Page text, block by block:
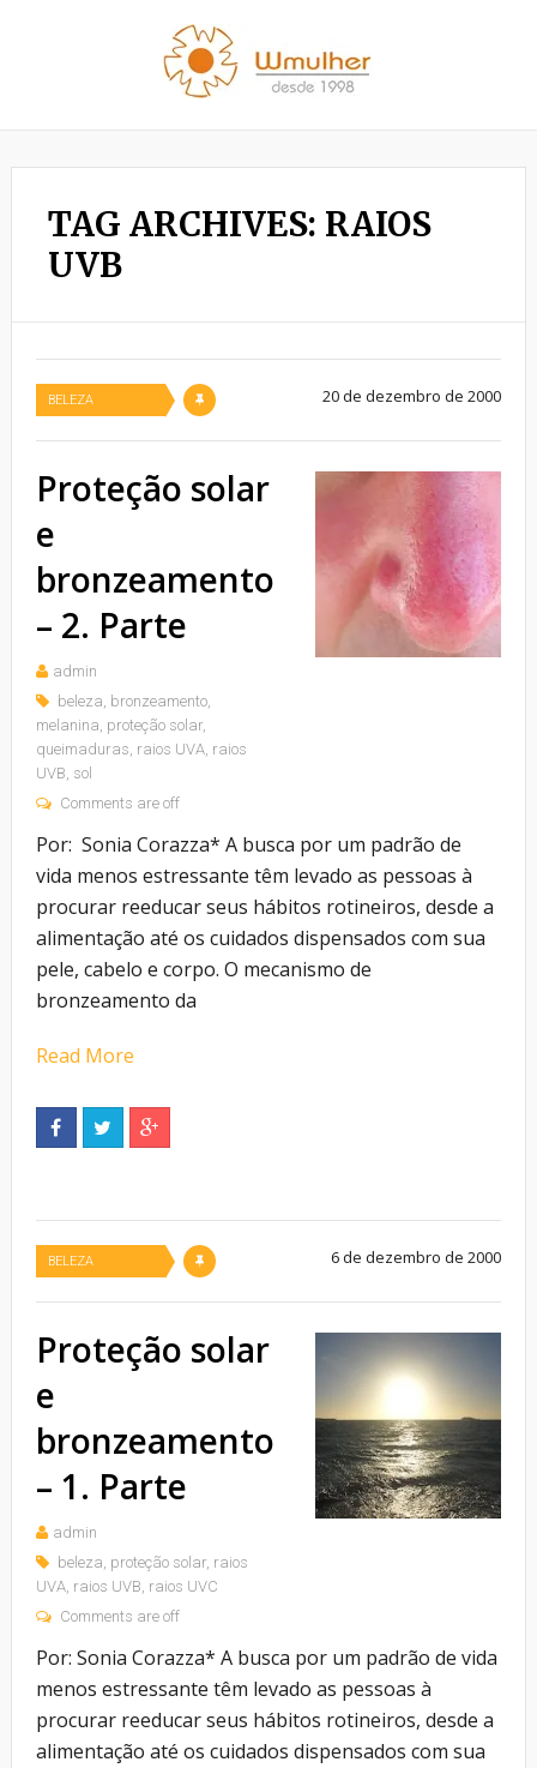
TAG ARCHIVES: RAIOS
UVB
BELEZA 20 de dezembro de 2000
Proteção solar
e
bronzeamento
– 2. Parte
admin
beleza, bronzeamento,
melanina, proteção solar,
queimaduras, raios UVA, raios
UVB, sol
Comments are off
Por: Sonia Corazza* A busca por um padrão de
vida menos estressante têm levado as pessoas à
procurar reeducar seus hábitos rotineiros, desde a
alimentação até os cuidados dispensados com sua
pele, cabelo e corpo. O mecanismo de
bronzeamento da
Read More
BELEZA 6 de dezembro de 2000
Proteção solar
e
bronzeamento
– 1. Parte
admin
beleza, proteção solar, raios
UVA, raios UVB, raios UVC
Comments are off
Por: Sonia Corazza* A busca por um padrão de vida
menos estressante têm levado as pessoas à
procurar reeducar seus hábitos rotineiros, desde a
alimentação até os cuidados dispensados com sua